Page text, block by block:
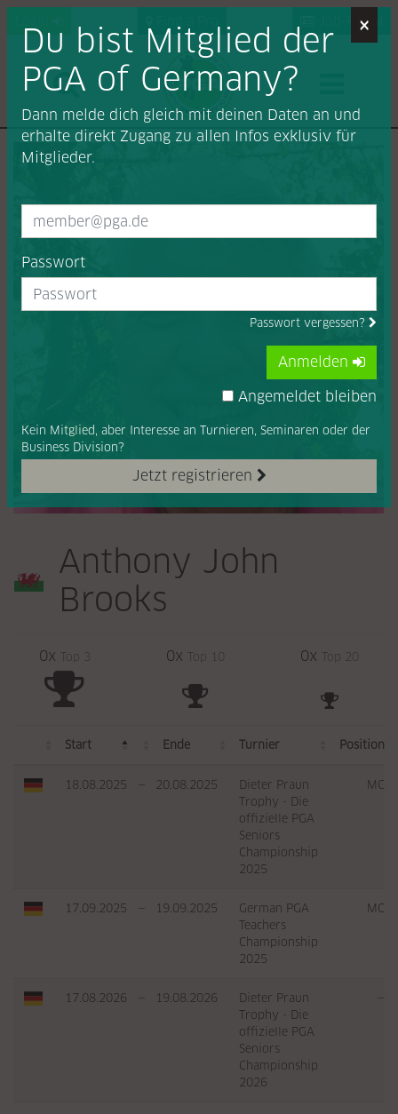
Job-Portal
Anthony John
Brooks
0x Top 3 0x Top 10 0x Top 20
Start Ende Turnier Position
18.08.2025 — 20.08.2025
Dieter Praun
Trophy - Die
offizielle PGA
Seniors
Championship
2025
MC
17.09.2025 — 19.09.2025
German PGA
Teachers
Championship
2025
MC
17.08.2026 — 19.08.2026
Dieter Praun
Trophy - Die
offizielle PGA
Seniors
Championship
2026
—
×
Du bist Mitglied der
PGA of Germany?
Dann melde dich gleich mit deinen Daten an und
erhalte direkt Zugang zu allen Infos exklusiv für
Mitglieder.
Passwort
Passwort vergessen?
Jetzt registrieren
Kein Mitglied, aber Interesse an Turnieren, Seminaren oder der
Business Division?
Anmelden
Angemeldet bleiben